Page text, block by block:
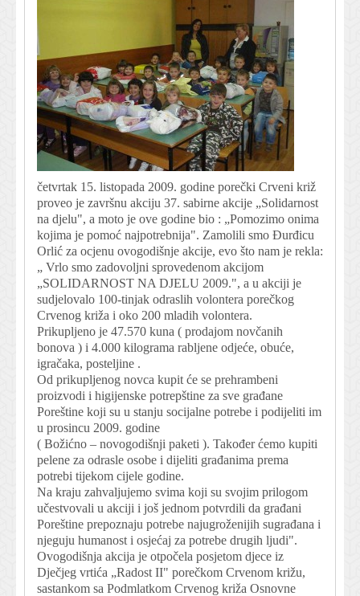
četvrtak 15. listopada 2009. godine porečki Crveni križ
proveo je završnu akciju 37. sabirne akcije „Solidarnost
na djelu", a moto je ove godine bio : „Pomozimo onima
kojima je pomoć najpotrebnija". Zamolili smo Đurđicu
Orlić za ocjenu ovogodišnje akcije, evo što nam je rekla:
„ Vrlo smo zadovoljni sprovedenom akcijom
„SOLIDARNOST NA DJELU 2009.", a u akciji je
sudjelovalo 100-tinjak odraslih volontera porečkog
Crvenog križa i oko 200 mladih volontera.
Prikupljeno je 47.570 kuna ( prodajom novčanih
bonova ) i 4.000 kilograma rabljene odjeće, obuće,
igračaka, posteljine .
Od prikupljenog novca kupit će se prehrambeni
proizvodi i higijenske potrepštine za sve građane
Poreštine koji su u stanju socijalne potrebe i podijeliti im
u prosincu 2009. godine
( Božićno – novogodišnji paketi ). Također ćemo kupiti
pelene za odrasle osobe i dijeliti građanima prema
potrebi tijekom cijele godine.
Na kraju zahvaljujemo svima koji su svojim prilogom
učestvovali u akciji i još jednom potvrdili da građani
Poreštine prepoznaju potrebe najugroženijih sugrađana i
njeguju humanost i osjećaj za potrebe drugih ljudi".
Ovogodišnja akcija je otpočela posjetom djece iz
Dječjeg vrtića „Radost II" porečkom Crvenom križu,
sastankom sa Podmlatkom Crvenog križa Osnovne